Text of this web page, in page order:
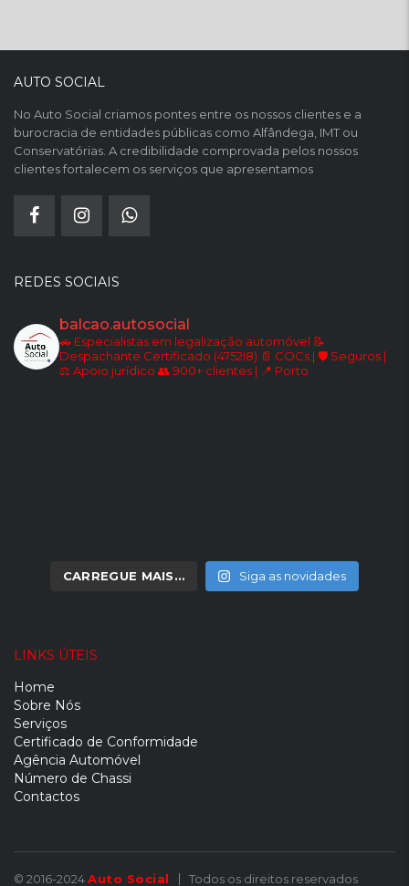
AUTO SOCIAL
No Auto Social criamos pontes entre os nossos clientes e a
burocracia de entidades públicas como Alfândega, IMT ou
Conservatórias. A credibilidade comprovada pelos nossos
clientes fortalecem os serviços que apresentamos
REDES SOCIAIS
balcao.autosocial
🚗 Especialistas em legalização automóvel 📝
Despachante Certificado (4752I8) 📄 COCs | 🛡️ Seguros |
⚖️ Apoio jurídico 👥 900+ clientes | 📍 Porto
CARREGUE MAIS… Siga as novidades
LINKS ÚTEIS
Home
Sobre Nós
Serviços
Certificado de Conformidade
Agência Automóvel
Número de Chassi
Contactos
© 2016-2024Auto Social Todos os direitos reservados